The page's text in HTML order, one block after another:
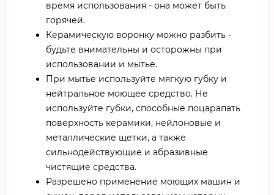
время использования - она может быть
горячей.
Керамическую воронку можно разбить -
будьте внимательны и осторожны при
использовании и мытье.
При мытье используйте мягкую губку и
нейтральное моющее средство. Не
используйте губки, способные поцарапать
поверхность керамики, нейлоновые и
металлические щетки, а также
сильнодействующие и абразивные
чистящие средства.
Разрешено применение моющих машин и